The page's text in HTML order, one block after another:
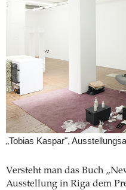
„Tobias Kaspar",
Versteht man das Buch
Ausstellung in Riga dem